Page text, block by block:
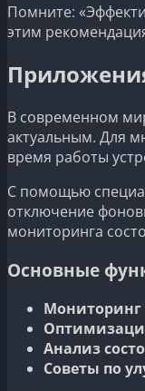
Помните:
этим
В современном
актуальным. Для
время работы
С помощью
отключение
мониторинга
Основные
Мониторинг
Анализ
Советы по